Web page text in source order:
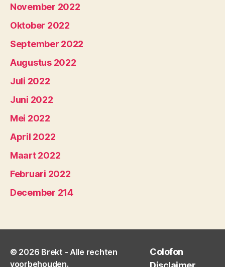
November 2022
Oktober 2022
September 2022
Augustus 2022
Juli 2022
Juni 2022
Mei 2022
April 2022
Maart 2022
Februari 2022
December 214
© 2026 Brekt - Alle rechten
voorbehouden.
Colofon